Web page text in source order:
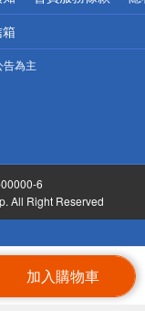
加入購物車
為主
6
All Right Reserved